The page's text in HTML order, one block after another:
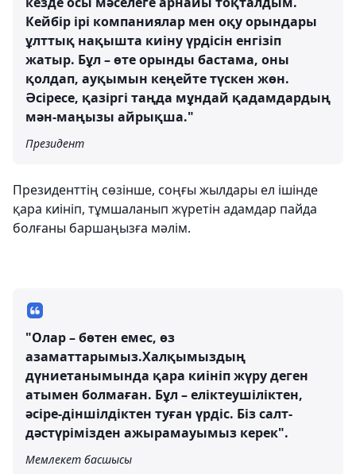
Кейбір ірі компаниялар мен оқу орындары
ұлттық нақышта киіну үрдісін енгізіп
жатыр. Бұл – өте орынды бастама, оны
қолдап, ауқымын кеңейте түскен жөн.
Әсіресе, қазіргі таңда мұндай қадамдардың
мән-маңызы айрықша."
Президент
Президенттің сөзінше, соңғы жылдары ел ішінде
қара киініп, тұмшаланып жүретін адамдар пайда
болғаны баршаңызға мәлім.
"Олар – бөтен емес, өз
азаматтарымыз.Халқымыздың
дүниетанымында қара киініп жүру деген
атымен болмаған. Бұл – еліктеушіліктен,
әсіре-діншілдіктен туған үрдіс. Біз салт-
дәстүрімізден ажырамауымыз керек".
Мемлекет басшысы